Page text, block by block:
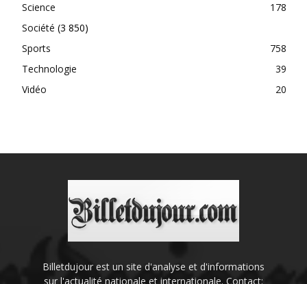
Science
178
Société (3 850)
Sports
758
Technologie
39
Vidéo
20
Billetdujour est un site d'analyse et d'informations
sur l'actualité nationale et internationale. Contact: